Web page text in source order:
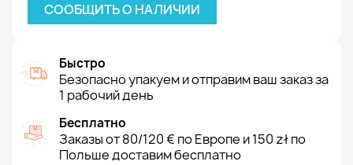
СООБЩИТЬ О НАЛИЧИИ
Быстро
Безопасно упакуем и отправим ваш заказ за
1 рабочий день
Бесплатно
Заказы от 80/120 € по Европе и 150 zł по
Польше доставим бесплатно